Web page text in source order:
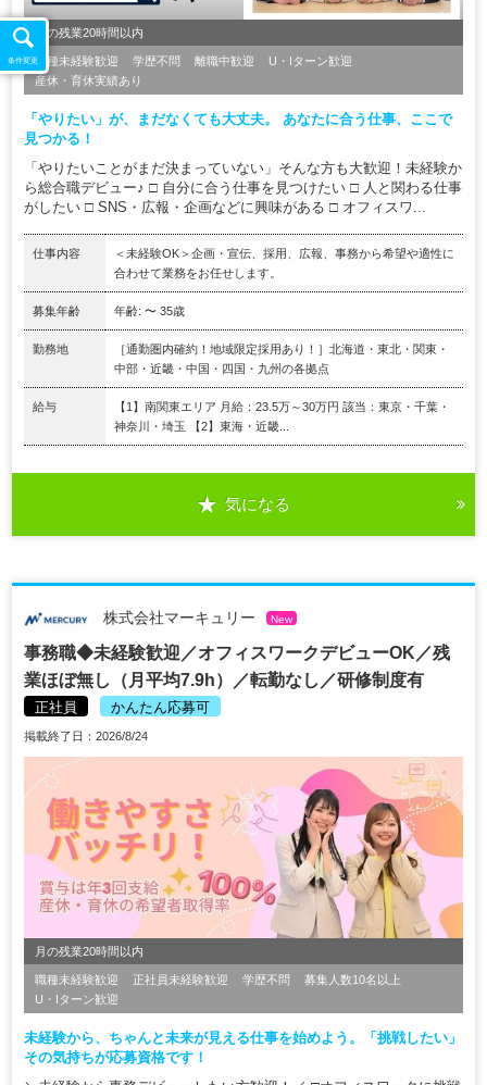
月の残業20時間以内
職種未経験歓迎 学歴不問 離職中歓迎
U・Iターン歓迎
産休・育休実績あり
「やりたい」が、まだなくても大丈夫。 あなたに合う仕事、ここで
見つかる！
「やりたいことがまだ決まっていない」そんな方も大歓迎！未経験か
ら総合職デビュー♪ □ 自分に合う仕事を見つけたい □ 人と関わる仕事
がしたい □ SNS・広報・企画などに興味がある □ オフィスワ...
仕事内容
＜未経験OK＞企画・宣伝、採用、広報、事務から希望や適性に
合わせて業務をお任せします。
募集年齢 年齢: 〜 35歳
勤務地
［通勤圏内確約！地域限定採用あり！］北海道・東北・関東・
中部・近畿・中国・四国・九州の各拠点
給与
【1】南関東エリア 月給：23.5万～30万円 該当：東京・千葉・
神奈川・埼玉 【2】東海・近畿...
気になる
株式会社マーキュリー New
事務職◆未経験歓迎／オフィスワークデビューOK／残
業ほぼ無し（月平均7.9h）／転勤なし／研修制度有
正社員 かんたん応募可
掲載終了日：2026/8/24
月の残業20時間以内
職種未経験歓迎 正社員未経験歓迎 学歴不問
募集人数10名以上
U・Iターン歓迎
未経験から、ちゃんと未来が見える仕事を始めよう。「挑戦したい」
その気持ちが応募資格です！
条件変更